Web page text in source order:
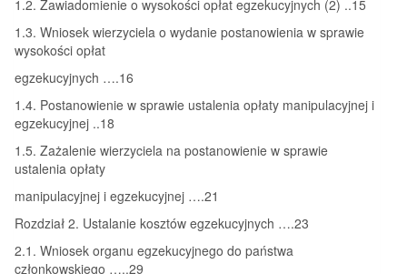
1.2. Zawiadomienie o wysokości opłat egzekucyjnych (2) ..15
1.3. Wniosek wierzyciela o wydanie postanowienia w sprawie
wysokości opłat
egzekucyjnych ….16
1.4. Postanowienie w sprawie ustalenia opłaty manipulacyjnej i
egzekucyjnej ..18
1.5. Zażalenie wierzyciela na postanowienie w sprawie
ustalenia opłaty
manipulacyjnej i egzekucyjnej ….21
Rozdział 2. Ustalanie kosztów egzekucyjnych ….23
2.1. Wniosek organu egzekucyjnego do państwa
członkowskiego …..29